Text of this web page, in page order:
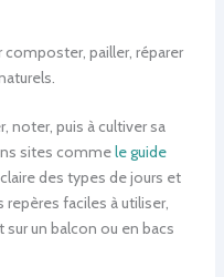
pailler, réparer
noter, puis à cultiver sa
sites commele guide
des types de jours et
faciles à utiliser,
un balcon ou en bacs